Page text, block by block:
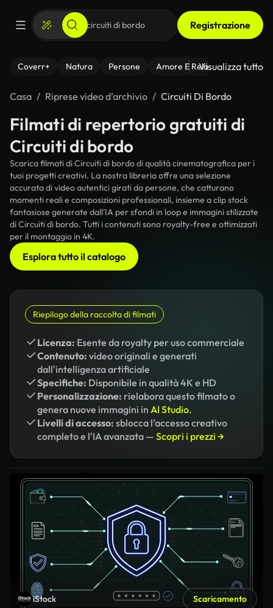
Registrazione
Coverr+ Natura Persone Amore E Relazioni Il
Visualizza tutto
Casa Riprese video d’archivio Circuiti Di Bordo
Filmati di repertorio gratuiti di
Circuiti di bordo
Scarica filmati di Circuiti di bordo di qualità cinematografica per i
tuoi progetti creativi. La nostra libreria offre una selezione
accurata di video autentici girati da persone, che catturano
momenti reali e composizioni professionali, insieme a clip stock
fantasiose generate dall'IA per sfondi in loop e immagini stilizzate
di Circuiti di bordo. Tutti i contenuti sono royalty-free e ottimizzati
per il montaggio in 4K.
Esplora tutto il catalogo
Riepilogo della raccolta di filmati
Licenza: Esente da royalty per uso commerciale
Contenuto: video originali e generati
dall'intelligenza artificiale
Specifiche: Disponibile in qualità 4K e HD
Personalizzazione: rielabora questo filmato o
genera nuove immagini in AI Studio.
Livelli di accesso: sblocca l'accesso creativo
completo e l'IA avanzata — Scopri i prezzi →
iStock Scaricamento